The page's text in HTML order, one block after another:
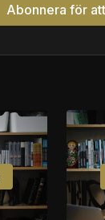
Abonnera för